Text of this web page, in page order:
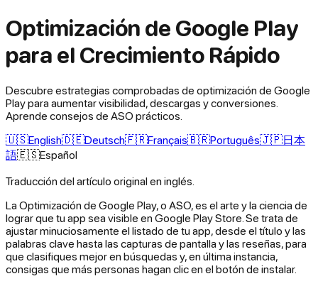
Optimización de Google Play
para el Crecimiento Rápido
Descubre estrategias comprobadas de optimización de Google
Play para aumentar visibilidad, descargas y conversiones.
Aprende consejos de ASO prácticos.
🇺🇸English🇩🇪Deutsch🇫🇷Français🇧🇷Português🇯🇵日本
語🇪🇸Español
Traducción del artículo original en inglés.
La Optimización de Google Play, o ASO, es el arte y la ciencia de
lograr que tu app sea visible en Google Play Store. Se trata de
ajustar minuciosamente el listado de tu app, desde el título y las
palabras clave hasta las capturas de pantalla y las reseñas, para
que clasifiques mejor en búsquedas y, en última instancia,
consigas que más personas hagan clic en el botón de instalar.